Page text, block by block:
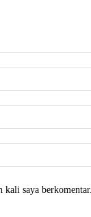
saya berkomentar.